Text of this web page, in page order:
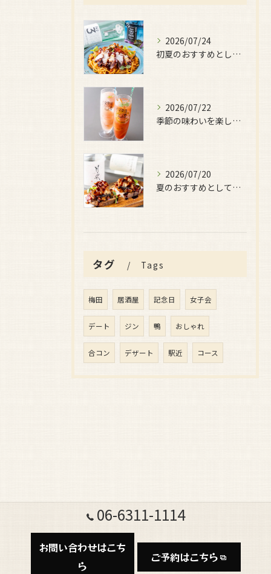
2026/07/24
初夏のおすすめとしてご用意しているのが、
2026/07/22
季節の味わいを楽しみたい日におすすめなのが、
2026/07/20
夏のおすすめとしてぜひ味わっていただきたいのが、
タグ Tags
梅田 居酒屋 記念日 女子会
デート ジン 鴨 おしゃれ
合コン デザート 駅近 コース
06-6311-1114
お問い合わせはこち
ら
ご予約はこちら